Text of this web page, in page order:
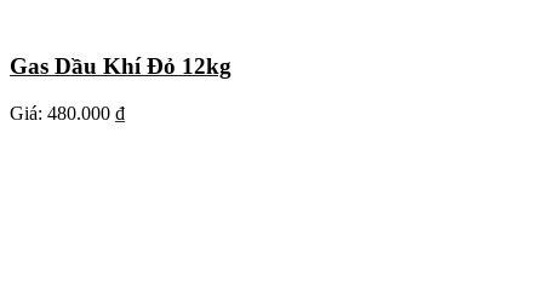
Gas Dầu Khí Đỏ 12kg
Giá: 480.000 ₫